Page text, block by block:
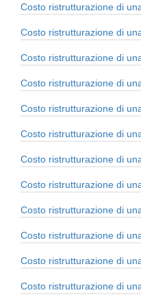
Costo ristrutturazione di
Costo ristrutturazione di
Costo ristrutturazione di
Costo ristrutturazione di
Costo ristrutturazione di
Costo ristrutturazione di
Costo ristrutturazione di
Costo ristrutturazione di
Costo ristrutturazione di
Costo ristrutturazione di
Costo ristrutturazione di
Costo ristrutturazione di